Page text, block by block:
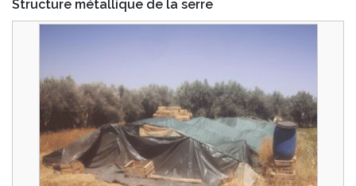
Structure métallique de la serre